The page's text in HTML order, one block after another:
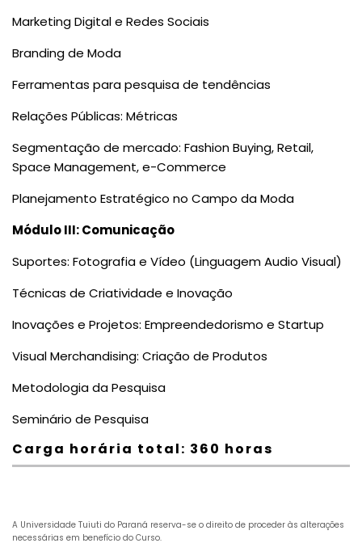
Marketing Digital e Redes Sociais
Branding de Moda
Ferramentas para pesquisa de tendências
Relações Públicas: Métricas
Segmentação de mercado: Fashion Buying, Retail,
Space Management, e-Commerce
Planejamento Estratégico no Campo da Moda
Módulo III: Comunicação
Suportes: Fotografia e Vídeo (Linguagem Audio Visual)
Técnicas de Criatividade e Inovação
Inovações e Projetos: Empreendedorismo e Startup
Visual Merchandising: Criação de Produtos
Metodologia da Pesquisa
Seminário de Pesquisa
Carga horária total: 360 horas
A Universidade Tuiuti do Paraná reserva-se o direito de proceder às alterações
necessárias em benefício do Curso.